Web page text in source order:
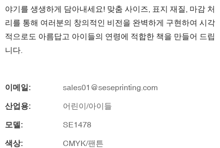
야기를 생생하게 담아내세요! 맞춤 사이즈, 표지 재질, 마감 처
리를 통해 여러분의 창의적인 비전을 완벽하게 구현하여 시각
적으로도 아름답고 아이들의 연령에 적합한 책을 만들어 드립
니다.
이메일: sales01@seseprinting.com
산업용: 어린이/아이들
모델: SE1478
색상: CMYK/팬튼